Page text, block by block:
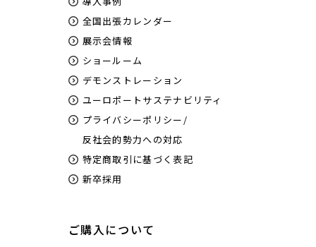
全国出張カレンダー
展示会情報
ショールーム
デモンストレーション
ユーロポートサステナビリティ
プライバシーポリシー/
反社会的勢力への対応
特定商取引に基づく表記
新卒採用
ご購入について